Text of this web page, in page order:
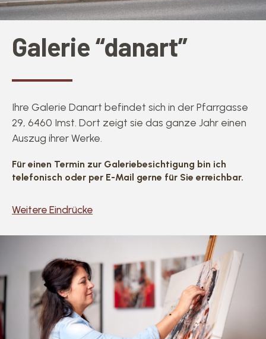
Galerie “danart”
Ihre Galerie Danart befindet sich in der Pfarrgasse
29, 6460 Imst. Dort zeigt sie das ganze Jahr einen
Auszug ihrer Werke.
Für einen Termin zur Galeriebesichtigung bin ich
telefonisch oder per E-Mail gerne für Sie erreichbar.
Weitere Eindrücke